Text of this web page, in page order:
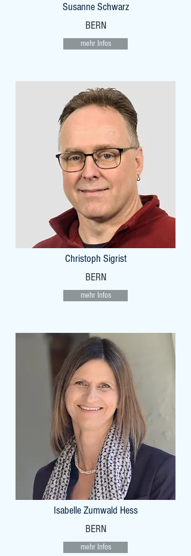
Susanne Schwarz
BERN
mehr Infos
Christoph Sigrist
BERN
mehr Infos
Isabelle Zumwald Hess
BERN
mehr Infos